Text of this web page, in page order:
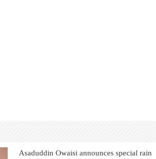
Asaduddin Owaisi announces special rain